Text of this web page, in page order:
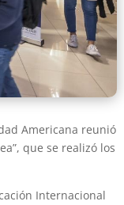
Americana reunió
que se realizó los
Internacional